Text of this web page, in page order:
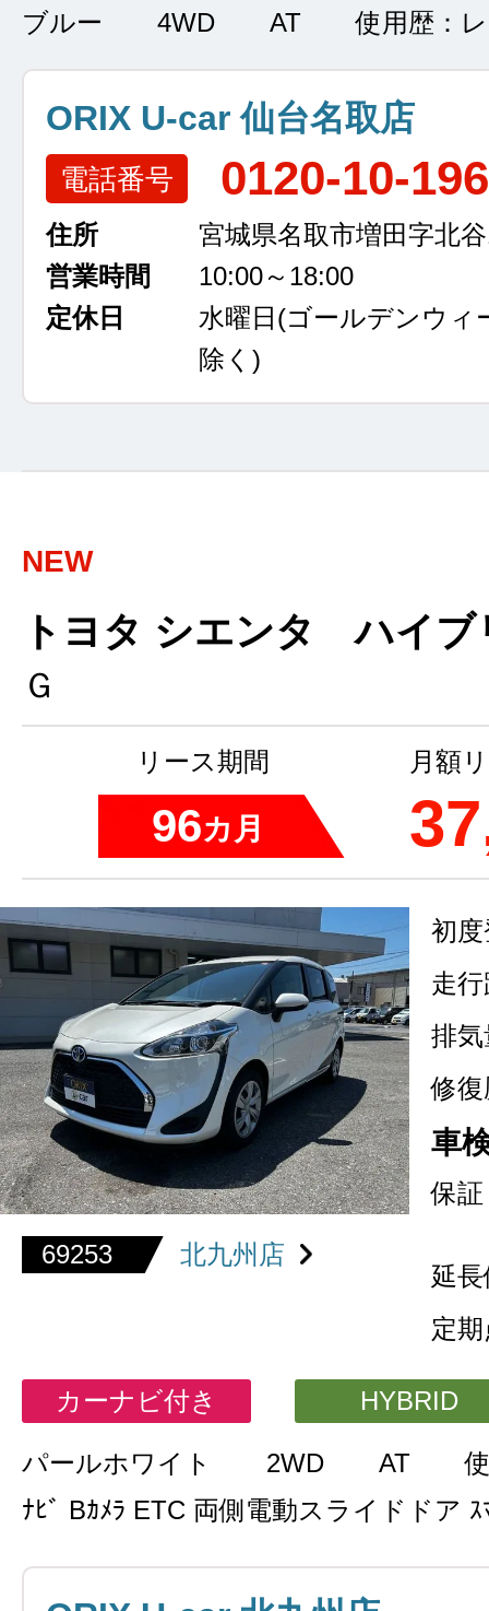
ブルー 4WD AT 使用歴：
ORIX U-car 仙台名取店
電話番号 0120-10-
住所
宮城県名取市増田字北
営業時間
10:00～18:00
定休日
水曜日 (ゴールデンウィ
除く)
NEW
トヨタ シエンタ ハイブ
Ｇ
リース期間
96カ月
月額
69253 北九州店
初
走
排気
修復
車
保証
延
定
カーナビ付き HYBRID
パールホワイト 2WD AT
ﾅﾋﾞ Bｶﾒﾗ ETC 両側電動スライドドア ｽ